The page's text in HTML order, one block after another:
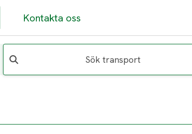
Kontakta oss
Sök transport